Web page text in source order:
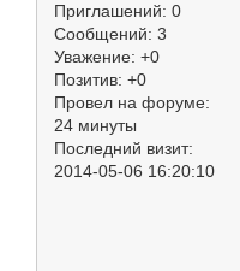
Приглашений: 0
Сообщений: 3
Уважение: +0
Позитив: +0
Провел на форуме:
24 минуты
Последний визит:
2014-05-06 16:20:10